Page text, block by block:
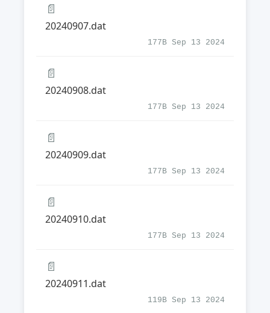
📄
20240907.dat
177B Sep 13 2024
📄
20240908.dat
177B Sep 13 2024
📄
20240909.dat
177B Sep 13 2024
📄
20240910.dat
177B Sep 13 2024
📄
20240911.dat
119B Sep 13 2024